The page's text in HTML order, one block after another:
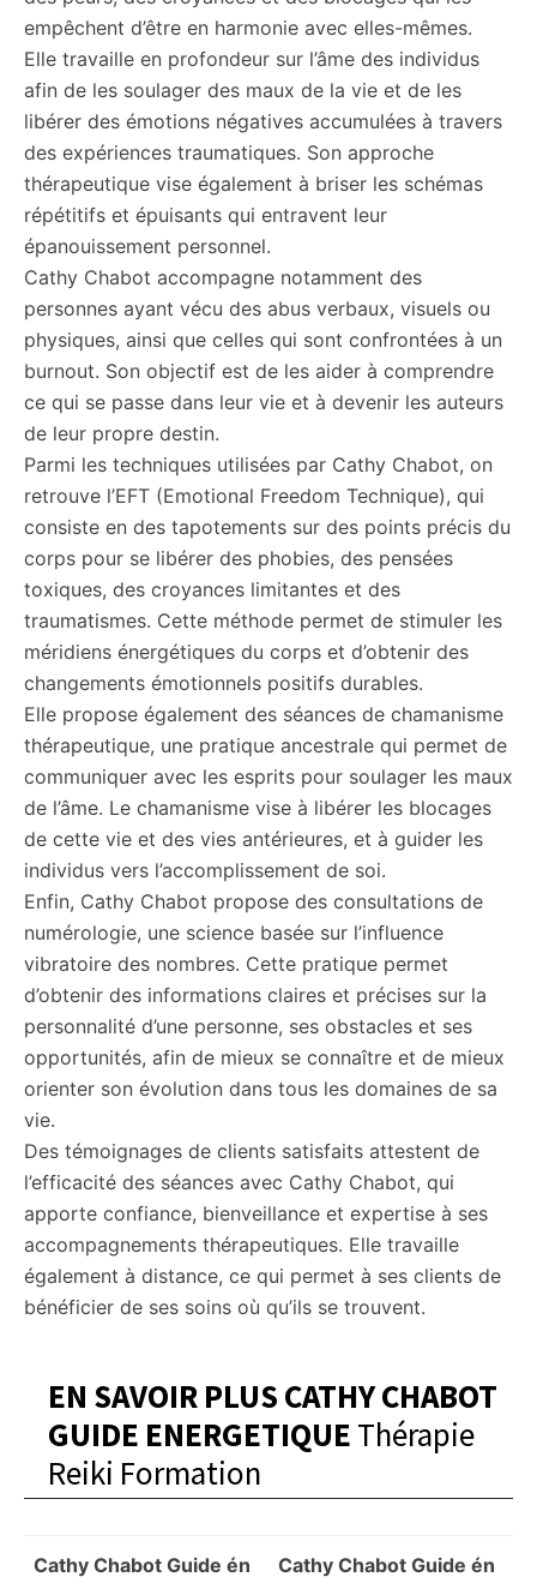
empêchent d’être en harmonie avec elles-mêmes.
Elle travaille en profondeur sur l’âme des individus
afin de les soulager des maux de la vie et de les
libérer des émotions négatives accumulées à travers
des expériences traumatiques. Son approche
thérapeutique vise également à briser les schémas
répétitifs et épuisants qui entravent leur
épanouissement personnel.
Cathy Chabot accompagne notamment des
personnes ayant vécu des abus verbaux, visuels ou
physiques, ainsi que celles qui sont confrontées à un
burnout. Son objectif est de les aider à comprendre
ce qui se passe dans leur vie et à devenir les auteurs
de leur propre destin.
Parmi les techniques utilisées par Cathy Chabot, on
retrouve l’EFT (Emotional Freedom Technique), qui
consiste en des tapotements sur des points précis du
corps pour se libérer des phobies, des pensées
toxiques, des croyances limitantes et des
traumatismes. Cette méthode permet de stimuler les
méridiens énergétiques du corps et d’obtenir des
changements émotionnels positifs durables.
Elle propose également des séances de chamanisme
thérapeutique, une pratique ancestrale qui permet de
communiquer avec les esprits pour soulager les maux
de l’âme. Le chamanisme vise à libérer les blocages
de cette vie et des vies antérieures, et à guider les
individus vers l’accomplissement de soi.
Enfin, Cathy Chabot propose des consultations de
numérologie, une science basée sur l’influence
vibratoire des nombres. Cette pratique permet
d’obtenir des informations claires et précises sur la
personnalité d’une personne, ses obstacles et ses
opportunités, afin de mieux se connaître et de mieux
orienter son évolution dans tous les domaines de sa
vie.
Des témoignages de clients satisfaits attestent de
l’efficacité des séances avec Cathy Chabot, qui
apporte confiance, bienveillance et expertise à ses
accompagnements thérapeutiques. Elle travaille
également à distance, ce qui permet à ses clients de
bénéficier de ses soins où qu’ils se trouvent.
EN SAVOIR PLUS CATHY CHABOT
GUIDE ENERGETIQUE Thérapie
Reiki Formation
Cathy Chabot Guide én
Cathy Chabot Guide én